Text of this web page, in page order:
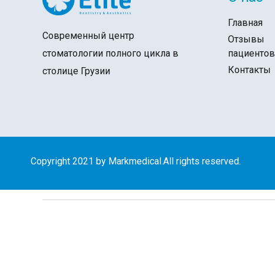
Современный центр
стоматологии полного цикла в
столице Грузии
Главная
Отзывы
пациентов
Контакты
Copyright 2021 by Markmedical.All rights reserved.